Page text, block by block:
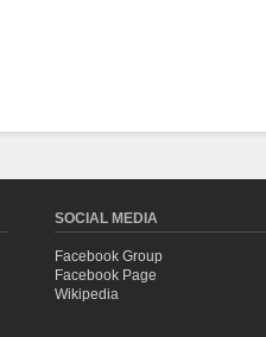
SOCIAL MEDIA
Facebook Group
Facebook Page
Wikipedia